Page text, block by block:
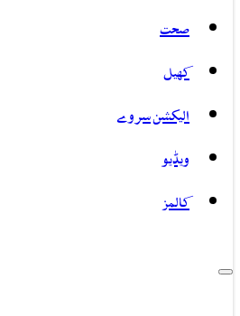
صحت
کھیل
الیکشن سروے
ویڈیو
کالمز